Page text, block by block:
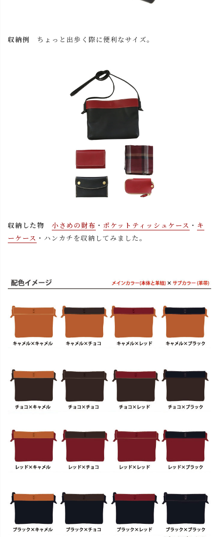
収納例 ちょっと出歩く際に便利なサイズ。
収納した物 小さめの財布 ・ ポケットティッシュケース ・ キ
ーケース ・ハンカチを収納してみました。